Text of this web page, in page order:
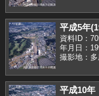
平成5年
資料ID：
年月日：
撮影地：
平成10